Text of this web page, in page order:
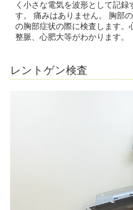
く小さな電気を波形として記
す。 痛みはありません。 胸部
の胸部症状の際に検査します。
整脈、心肥大等がわかります。
レントゲン検査